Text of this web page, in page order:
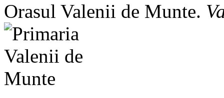
Orasul Valenii de Munte.